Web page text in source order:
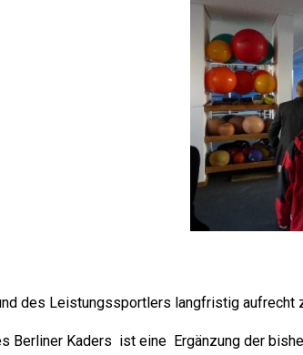
des Leistungssportlers langfristig
Berliner Kaders ist eine Ergänzung der